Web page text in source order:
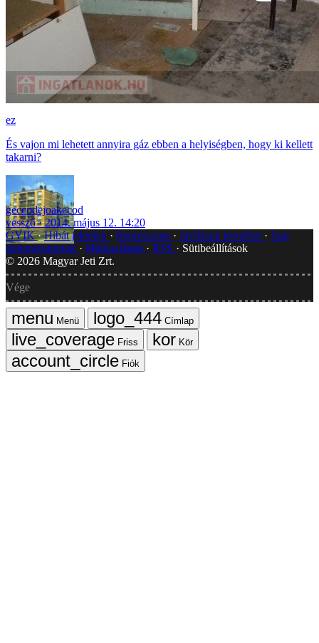
ez
És vajon mi lehetett annyira gáz ebben a helyiségben, hogy ki kellett
takarni?
geccodejoakecod
vessző
2014. május 12. 14:20
GYIK Hibát jelentek Impresszum Javítások kezelése
Jogi
dokumentumok
Médiaajánlat RSS
Sütibeállítások
© 2026 Magyar Jeti Zrt.
Vége
Menü
Címlap
Friss
Kör
Fiók